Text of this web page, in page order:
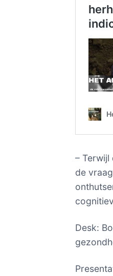
– Terwijl
de
Desk: